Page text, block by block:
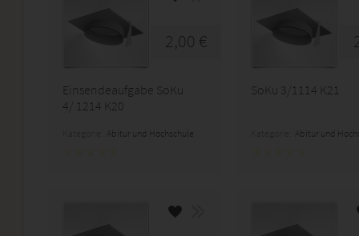
2,00 €
Einsendeaufgabe SoKu
4/ 1214 K20
Abitur und Hochschule
SoKu 3/1114 K21
Abitur und